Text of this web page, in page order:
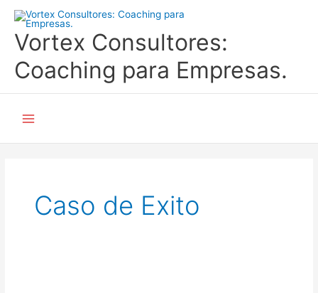
contenido
Vortex Consultores:
Coaching para Empresas.
Caso de Exito